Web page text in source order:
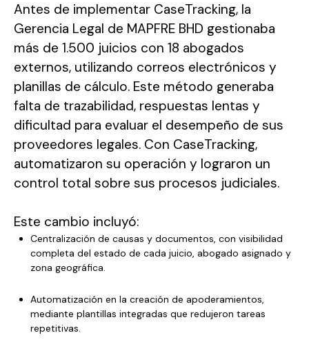
Antes de implementar CaseTracking, la
Gerencia Legal de MAPFRE BHD gestionaba
más de 1.500 juicios con 18 abogados
externos, utilizando correos electrónicos y
planillas de cálculo. Este método generaba
falta de trazabilidad, respuestas lentas y
dificultad para evaluar el desempeño de sus
proveedores legales. Con CaseTracking,
automatizaron su operación y lograron un
control total sobre sus procesos judiciales.
Este cambio incluyó:
Centralización de causas y documentos, con visibilidad
completa del estado de cada juicio, abogado asignado y
zona geográfica.
Automatización en la creación de apoderamientos,
mediante plantillas integradas que redujeron tareas
repetitivas.